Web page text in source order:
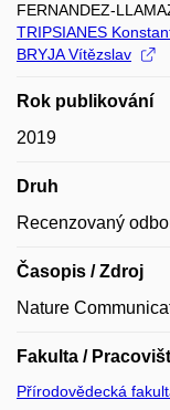
FERNANDEZ-
TRIPSIANES
BRYJA Vítězslav
Rok publikování
2019
Druh
Recenzovaný
Časopis / Zdroj
Nature
Fakulta /
Přírodovědecká